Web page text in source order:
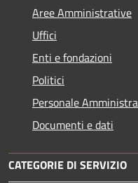
Aree Amministrative
Uffici
Enti e fondazioni
Politici
Personale
Documenti e dati
CATEGORIE DI SERVIZIO